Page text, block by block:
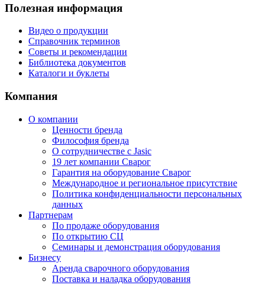
Полезная информация
Видео о продукции
Справочник терминов
Советы и рекомендации
Библиотека документов
Каталоги и буклеты
Компания
О компании
Ценности бренда
Философия бренда
О сотрудничестве с Jasic
19 лет компании Сварог
Гарантия на оборудование Сварог
Международное и региональное присутствие
Политика конфиденциальности персональных
данных
Партнерам
По продаже оборудования
По открытию СЦ
Семинары и демонстрация оборудования
Бизнесу
Аренда сварочного оборудования
Поставка и наладка оборудования